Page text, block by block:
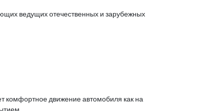
ведущих отечественных и зарубежных
комфортное движение автомобиля как на